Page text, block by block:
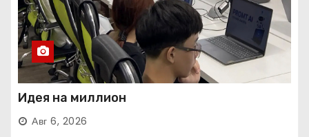
Идея на миллион
Авг 6, 2026